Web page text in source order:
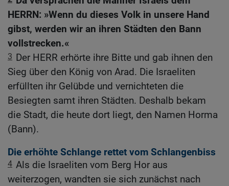
HERRN: »Wenn du dieses Volk in unsere Hand
gibst, werden wir an ihren Städten den Bann
vollstrecken.«
3 Der HERR erhörte ihre Bitte und gab ihnen den
Sieg über den König von Arad. Die Israeliten
erfüllten ihr Gelübde und vernichteten die
Besiegten samt ihren Städten. Deshalb bekam
die Stadt, die heute dort liegt, den Namen Horma
(Bann).
Die erhöhte Schlange rettet vom Schlangenbiss
4 Als die Israeliten vom Berg Hor aus
weiterzogen, wandten sie sich zunächst nach